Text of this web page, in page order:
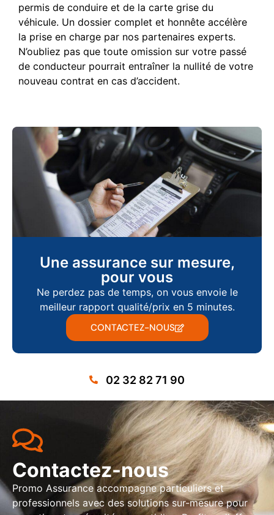
permis de conduire et de la carte grise du
véhicule. Un dossier complet et honnête accélère
la prise en charge par nos partenaires experts.
N’oubliez pas que toute omission sur votre passé
de conducteur pourrait entraîner la nullité de votre
nouveau contrat en cas d’accident.
Une assurance sur mesure,
pour vous
Ne perdez pas de temps, on vous envoie le
meilleur rapport qualité/prix en 5 minutes.
CONTACTEZ-NOUS
02 32 82 71 90
Contactez-nous
Promo Assurance accompagne particuliers et
professionnels avec des solutions sur-mesure pour